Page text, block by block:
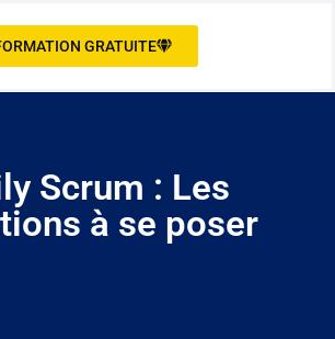
GRATUITE
Scrum : Les
à se poser